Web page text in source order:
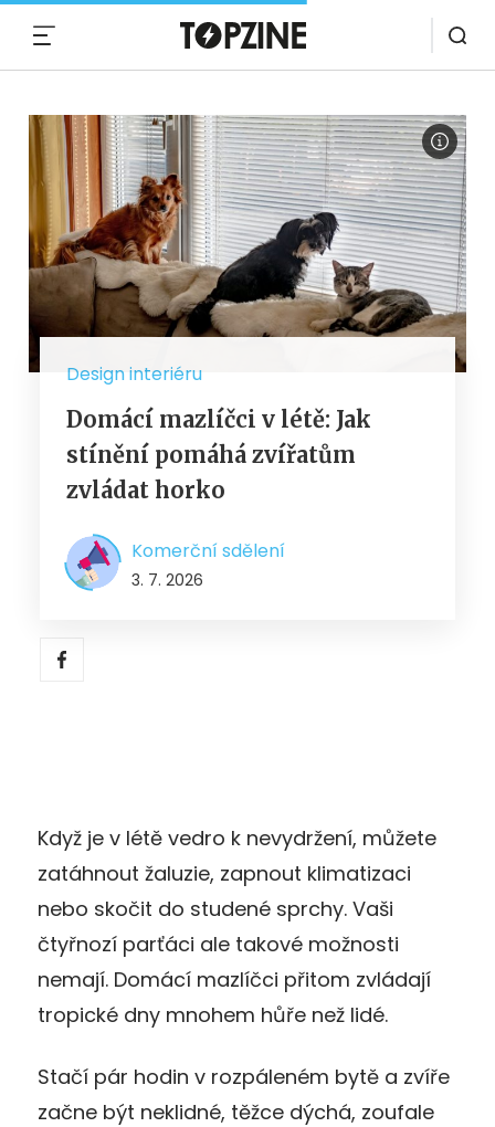
Design interiéru
Domácí mazlíčci v létě: Jak
stínění pomáhá zvířatům
zvládat horko
Komerční sdělení
3. 7. 2026
Když je v létě vedro k nevydržení, můžete
zatáhnout žaluzie, zapnout klimatizaci
nebo skočit do studené sprchy. Vaši
čtyřnozí parťáci ale takové možnosti
nemají. Domácí mazlíčci přitom zvládají
tropické dny mnohem hůře než lidé.
Stačí pár hodin v rozpáleném bytě a zvíře
začne být neklidné, těžce dýchá, zoufale